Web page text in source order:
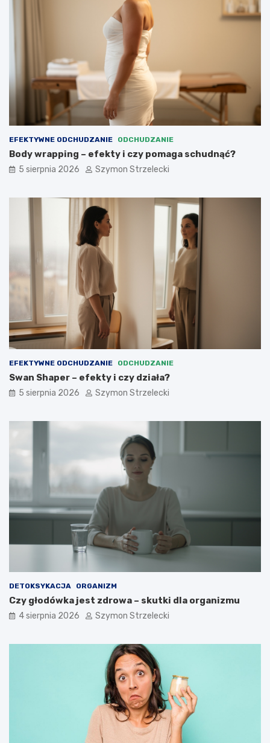
EFEKTYWNE ODCHUDZANIE ODCHUDZANIE
Body wrapping – efekty i czy pomaga schudnąć?
5 sierpnia 2026 Szymon Strzelecki
EFEKTYWNE ODCHUDZANIE ODCHUDZANIE
Swan Shaper – efekty i czy działa?
5 sierpnia 2026 Szymon Strzelecki
DETOKSYKACJA ORGANIZM
Czy głodówka jest zdrowa – skutki dla organizmu
4 sierpnia 2026 Szymon Strzelecki